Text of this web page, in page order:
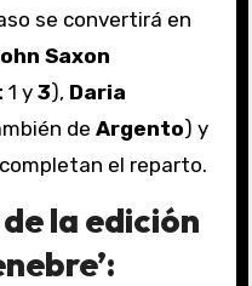
se convertirá en
Saxon
1 y 3), Daria
de Argento) y
el reparto.
la edición